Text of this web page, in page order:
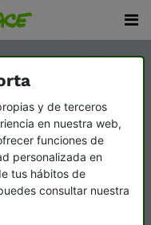
y de terceros
en nuestra web,
funciones de
personalizada en
tus hábitos de
consultar nuestra